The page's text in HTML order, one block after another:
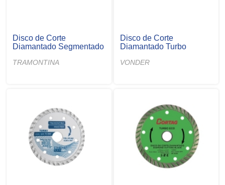
Disco de Corte
Diamantado Segmentado
TRAMONTINA
Disco de Corte
Diamantado Turbo
VONDER